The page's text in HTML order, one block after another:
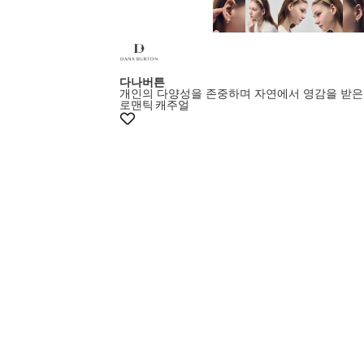
다나버튼
개인의 다양성을 존중하며 자연에서 영감을 받
로맨틱 캐주얼